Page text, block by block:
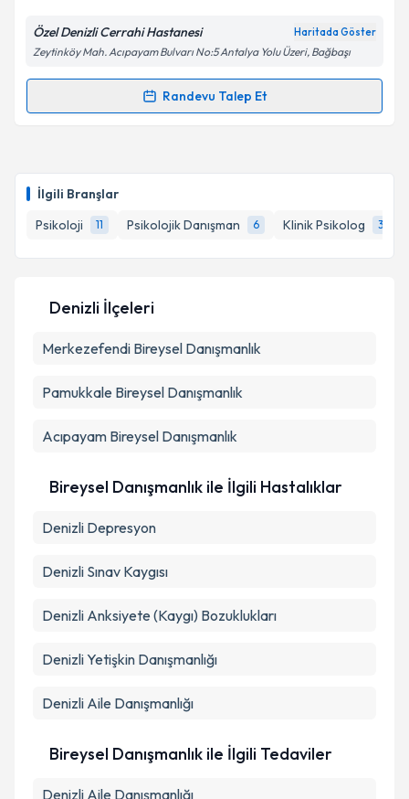
İlgili Branşlar
Psikoloji
11 Psikolojik Danışman 6 Klinik Psikolog 3
Kişisel verilerimin işlenmesine ilişkinAydınlatma
Metni'ni okudum ve kişisel verilerimin belirtilen
kapsamda işlenmesini kabul ediyorum.
Özel Denizli Cerrahi Hastanesi Haritada Göster
Zeytinköy Mah. Acıpayam Bulvarı No:5 Antalya Yolu Üzeri, Bağbaşı
Randevu Talep Et
Randevu Takvimi Talebi
takvim hazırlandığında e-posta ile bilgilendireceğiz.
E-posta Adresiniz
Metni'ni okudum ve kişisel verilerimin belirtilen
Denizli İlçeleri
Merkezefendi Bireysel Danışmanlık
Pamukkale Bireysel Danışmanlık
Acıpayam Bireysel Danışmanlık
Bireysel Danışmanlık ile İlgili Hastalıklar
Denizli Depresyon
Denizli Sınav Kaygısı
Denizli Anksiyete (Kaygı) Bozuklukları
Denizli Yetişkin Danışmanlığı
Denizli Aile Danışmanlığı
Bireysel Danışmanlık ile İlgili Tedaviler
Denizli Aile Danışmanlığı